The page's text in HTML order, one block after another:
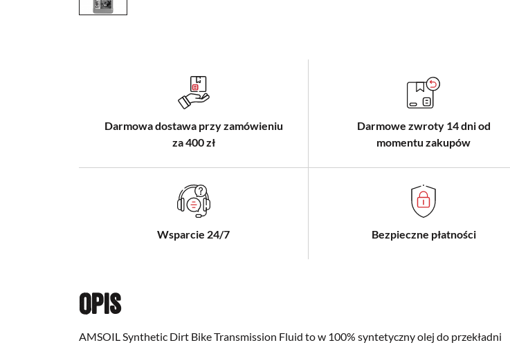
Darmowa dostawa przy zamówieniu
za 400 zł
Darmowe zwroty 14 dni od
momentu zakupów
Wsparcie 24/7 Bezpieczne płatności
Opis
AMSOIL Synthetic Dirt Bike Transmission Fluid to w 100% syntetyczny olej do przekładni